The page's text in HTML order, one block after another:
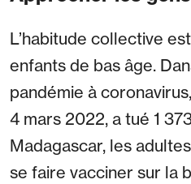
L’habitude collective
enfants de bas âge.
pandémie à
4 mars 2022, a tué 1
Madagascar, les
se faire vacciner sur la